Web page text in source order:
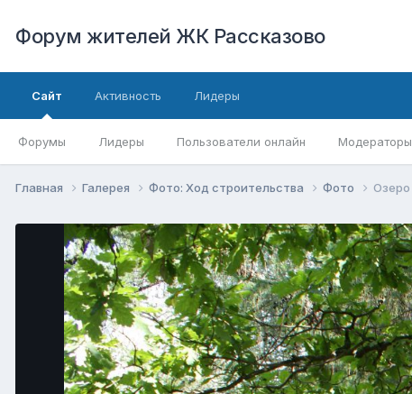
Форум жителей ЖК Рассказово
Сайт
Форумы Лидеры Пользователи онлайн Модераторы
Активность Лидеры
Главная Галерея Фото: Ход строительства Фото Озеро